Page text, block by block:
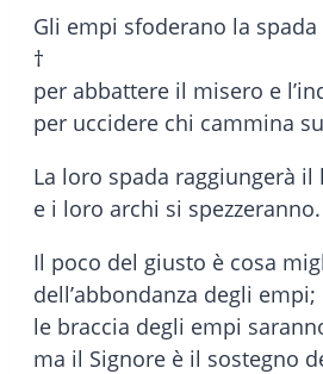
Gli empi sfoderano la spada
†
per abbattere il misero e
per uccidere chi cammina
La loro spada raggiungerà
e i loro archi si spezzeranno.
Il poco del giusto è cosa
dell’abbondanza degli empi;
le braccia degli empi
ma il Signore è il sostegno